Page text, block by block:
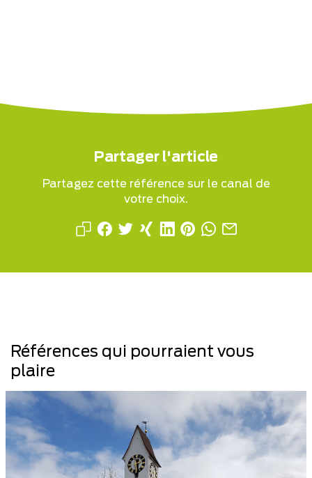
Partager l'article
Partagez cette référence sur le canal de
votre choix.
Références qui pourraient vous
plaire